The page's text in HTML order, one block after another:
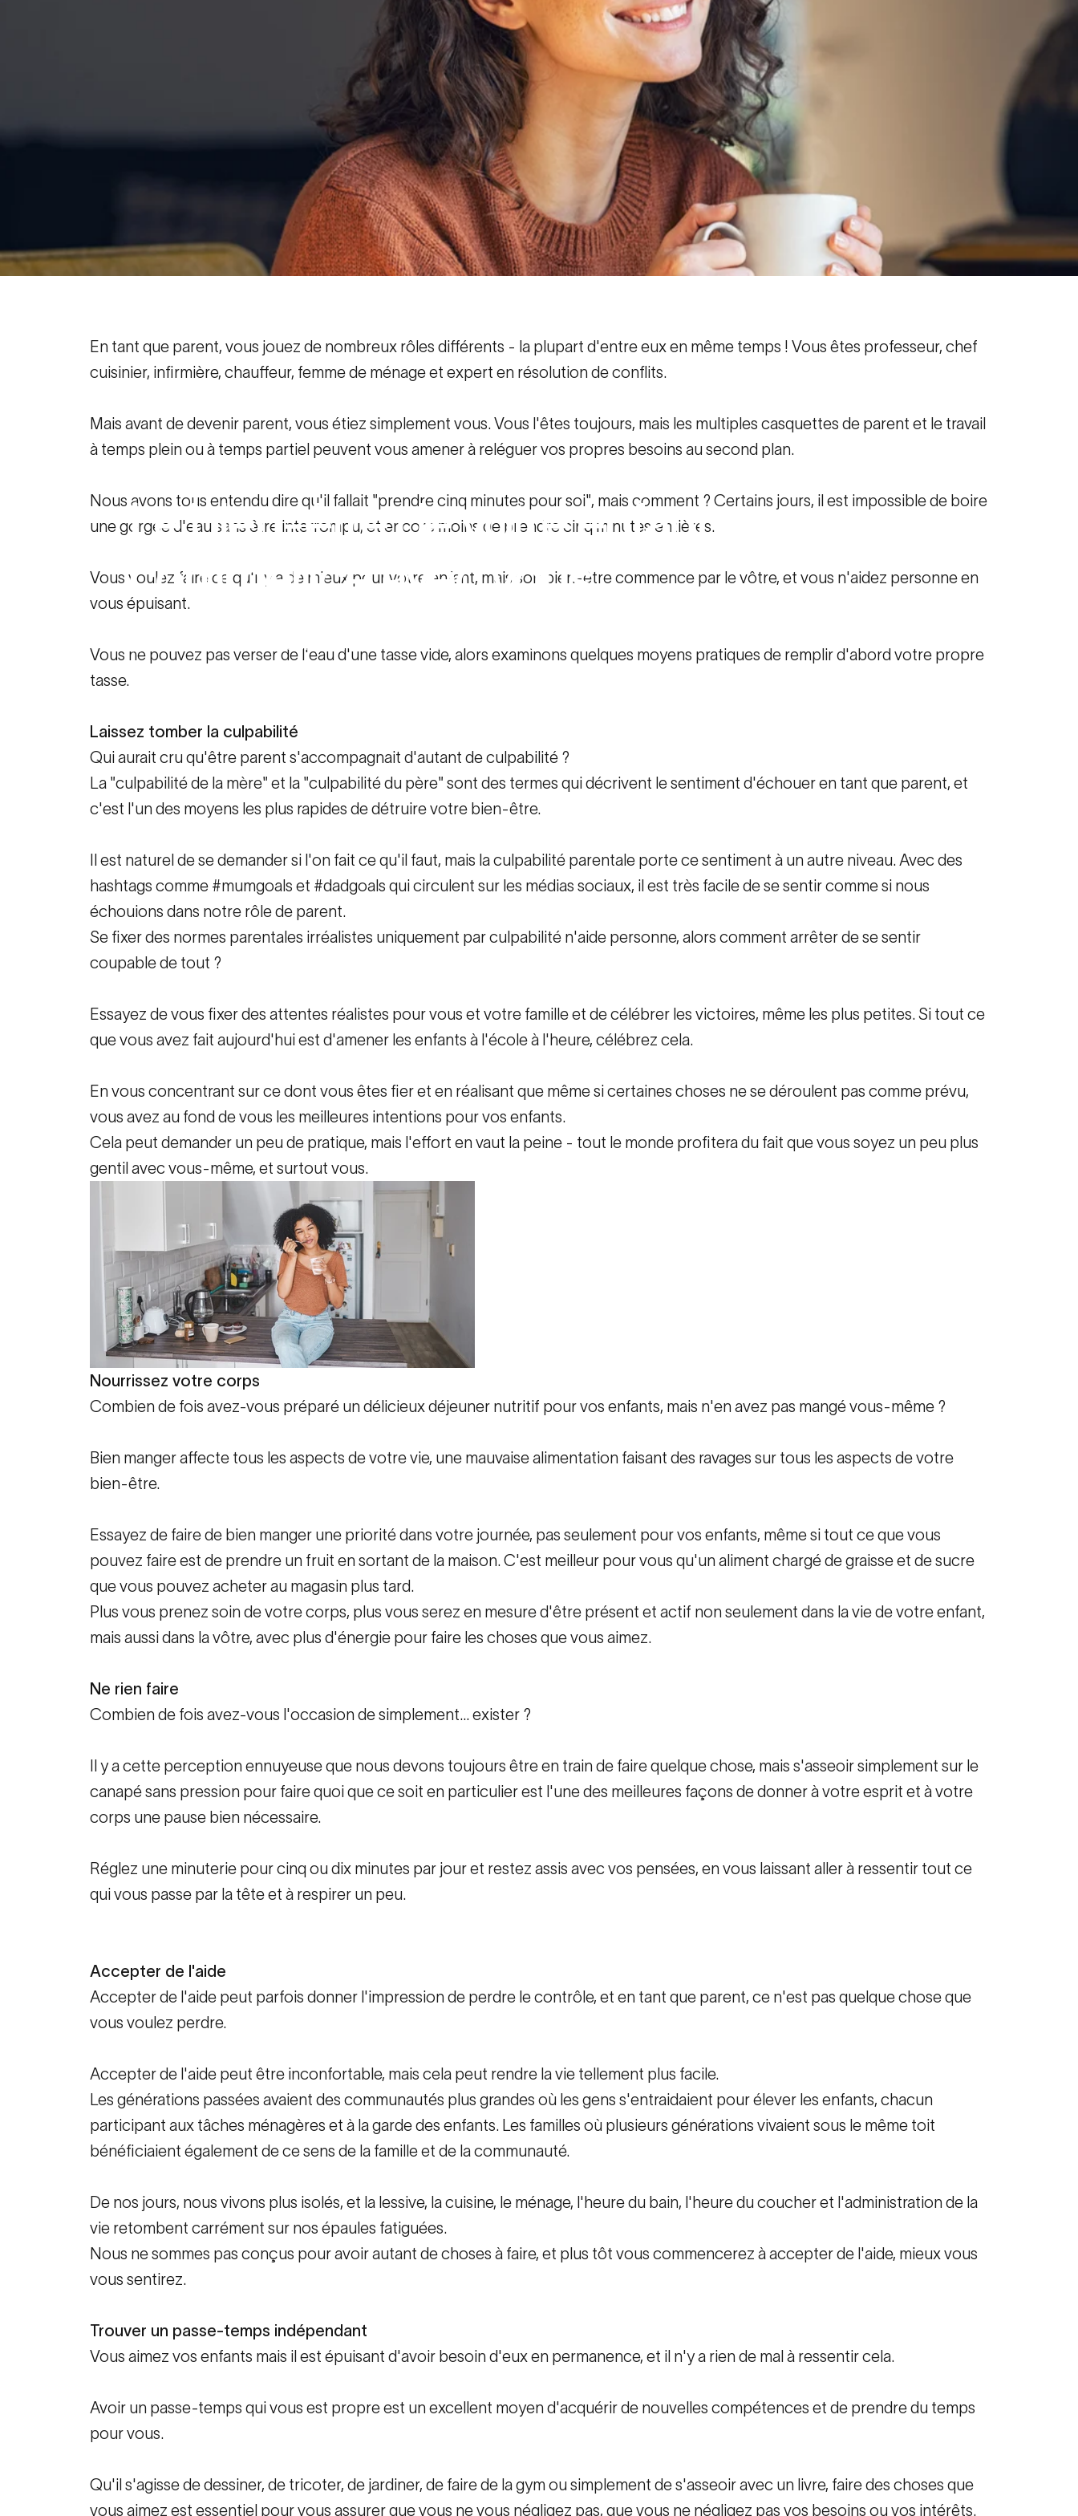
Lebien-êtredevotreenfant
commence avec vous
Le bien-être de votre enfant commence avec vous
En tant que parent, vous jouez de nombreux rôles différents - la plupart d'entre eux en même temps ! Vous êtes professeur, chef
cuisinier, infirmière, chauffeur, femme de ménage et expert en résolution de conflits.
Mais avant de devenir parent, vous étiez simplement vous. Vous l'êtes toujours, mais les multiples casquettes de parent et le travail
à temps plein ou à temps partiel peuvent vous amener à reléguer vos propres besoins au second plan.
Nous avons tous entendu dire qu'il fallait "prendre cinq minutes pour soi", mais comment ? Certains jours, il est impossible de boire
une gorgée d'eau sans être interrompu, et encore moins de prendre cinq minutes entières.
Vous voulez faire ce qu'il y a de mieux pour votre enfant, mais son bien-être commence par le vôtre, et vous n'aidez personne en
vous épuisant.
Vous ne pouvez pas verser de l'eau d'une tasse vide, alors examinons quelques moyens pratiques de remplir d'abord votre propre
tasse.
Laissez tomber la culpabilité
Qui aurait cru qu'être parent s'accompagnait d'autant de culpabilité ?
La "culpabilité de la mère" et la "culpabilité du père" sont des termes qui décrivent le sentiment d'échouer en tant que parent, et
c'est l'un des moyens les plus rapides de détruire votre bien-être.
Il est naturel de se demander si l'on fait ce qu'il faut, mais la culpabilité parentale porte ce sentiment à un autre niveau. Avec des
hashtags comme #mumgoals et #dadgoals qui circulent sur les médias sociaux, il est très facile de se sentir comme si nous
échouions dans notre rôle de parent.
Se fixer des normes parentales irréalistes uniquement par culpabilité n'aide personne, alors comment arrêter de se sentir
coupable de tout ?
Essayez de vous fixer des attentes réalistes pour vous et votre famille et de célébrer les victoires, même les plus petites. Si tout ce
que vous avez fait aujourd'hui est d'amener les enfants à l'école à l'heure, célébrez cela.
En vous concentrant sur ce dont vous êtes fier et en réalisant que même si certaines choses ne se déroulent pas comme prévu,
vous avez au fond de vous les meilleures intentions pour vos enfants.
Cela peut demander un peu de pratique, mais l'effort en vaut la peine - tout le monde profitera du fait que vous soyez un peu plus
gentil avec vous-même, et surtout vous.
Nourrissez votre corps
Combien de fois avez-vous préparé un délicieux déjeuner nutritif pour vos enfants, mais n'en avez pas mangé vous-même ?
Bien manger affecte tous les aspects de votre vie, une mauvaise alimentation faisant des ravages sur tous les aspects de votre
bien-être.
Essayez de faire de bien manger une priorité dans votre journée, pas seulement pour vos enfants, même si tout ce que vous
pouvez faire est de prendre un fruit en sortant de la maison. C'est meilleur pour vous qu'un aliment chargé de graisse et de sucre
que vous pouvez acheter au magasin plus tard.
Plus vous prenez soin de votre corps, plus vous serez en mesure d'être présent et actif non seulement dans la vie de votre enfant,
mais aussi dans la vôtre, avec plus d'énergie pour faire les choses que vous aimez.
Ne rien faire
Combien de fois avez-vous l'occasion de simplement... exister ?
Il y a cette perception ennuyeuse que nous devons toujours être en train de faire quelque chose, mais s'asseoir simplement sur le
canapé sans pression pour faire quoi que ce soit en particulier est l'une des meilleures façons de donner à votre esprit et à votre
corps une pause bien nécessaire.
Réglez une minuterie pour cinq ou dix minutes par jour et restez assis avec vos pensées, en vous laissant aller à ressentir tout ce
qui vous passe par la tête et à respirer un peu.
Accepter de l'aide
Accepter de l'aide peut parfois donner l'impression de perdre le contrôle, et en tant que parent, ce n'est pas quelque chose que
vous voulez perdre.
Accepter de l'aide peut être inconfortable, mais cela peut rendre la vie tellement plus facile.
Les générations passées avaient des communautés plus grandes où les gens s'entraidaient pour élever les enfants, chacun
participant aux tâches ménagères et à la garde des enfants. Les familles où plusieurs générations vivaient sous le même toit
bénéficiaient également de ce sens de la famille et de la communauté.
De nos jours, nous vivons plus isolés, et la lessive, la cuisine, le ménage, l'heure du bain, l'heure du coucher et l'administration de la
vie retombent carrément sur nos épaules fatiguées.
Nous ne sommes pas conçus pour avoir autant de choses à faire, et plus tôt vous commencerez à accepter de l'aide, mieux vous
vous sentirez.
Trouver un passe-temps indépendant
Vous aimez vos enfants mais il est épuisant d'avoir besoin d'eux en permanence, et il n'y a rien de mal à ressentir cela.
Avoir un passe-temps qui vous est propre est un excellent moyen d'acquérir de nouvelles compétences et de prendre du temps
pour vous.
Qu'il s'agisse de dessiner, de tricoter, de jardiner, de faire de la gym ou simplement de s'asseoir avec un livre, faire des choses que
vous aimez est essentiel pour vous assurer que vous ne vous négligez pas, que vous ne négligez pas vos besoins ou vos intérêts.